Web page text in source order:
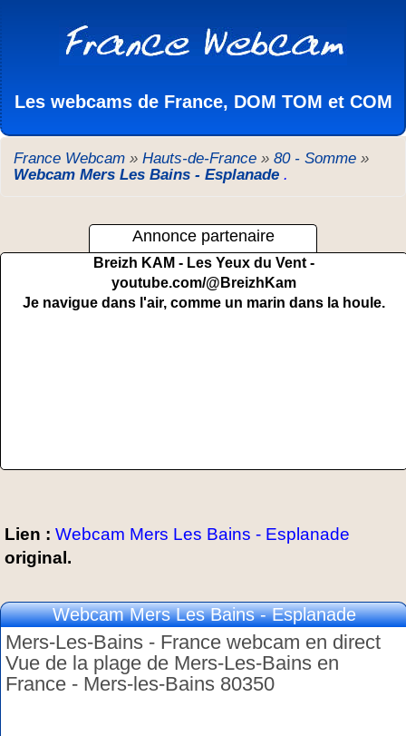
Les webcams de France, DOM TOM et COM
France Webcam » Hauts-de-France » 80 - Somme »
Webcam Mers Les Bains - Esplanade .
Annonce partenaire
Breizh KAM - Les Yeux du Vent -
youtube.com/@BreizhKam
Je navigue dans l'air, comme un marin dans la houle.
Lien : Webcam Mers Les Bains - Esplanade
original.
Webcam Mers Les Bains - Esplanade
Mers-Les-Bains - France webcam en direct
Vue de la plage de Mers-Les-Bains en
France - Mers-les-Bains 80350